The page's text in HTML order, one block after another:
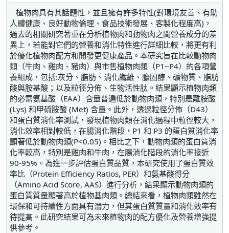
植物肉具有其話題性，並且擁有許多特性(對環境友善、有助
人體健康、良好動物倫理、食品技術發展、客製化程度高)，
過去的相關研究著重在分析植物肉和動物肉之間營養成分的差
異上，若能對它們的營養和消化特性進行詳細比較，將更有利
於優化植物肉配方和開發更健康產品。本研究旨在比較動物肉
類（牛肉、雞肉、豬肉）與市售植物肉類（P1~P4）的各項營
養組成，包括:灰分、脂肪、消化纖維、膽固醇、礦物質、脂肪
酸與胺基酸；以及粒徑分佈、生物活性肽。結果顯示植物肉類
的必需氨基酸（EAA）含量普遍低於動物肉類，特別是離胺酸
(Lys) 和甲硫胺酸 (Met) 含量。此外，透過粒徑分佈（D43）
和蛋白質消化率測試，發現植物肉類在消化過程中粒徑較大，
消化效率相對較低，在腸消化階段，P1 和 P3 的蛋白質消化率
顯著低於動物肉類(P<0.05)。相比之下，動物肉類的蛋白質消
化率較高，特別是雞肉和牛肉，在腸消化階段的消化率接近
90-95%。為進一步評估蛋白質品質，本研究使用了蛋白質效
率比（Protein Efficiency Ratios, PER）和氨基酸得分
（Amino Acid Score, AAS）進行分析，結果顯示動物肉類的
蛋白質質量顯著高於植物基肉類。總結來看，植物肉類雖然在
環保和可持續性方面具有潛力，但其蛋白質質量和消化效率有
待提高。此研究結果可為未來植物肉的配方優化及營養增強提
供參考。